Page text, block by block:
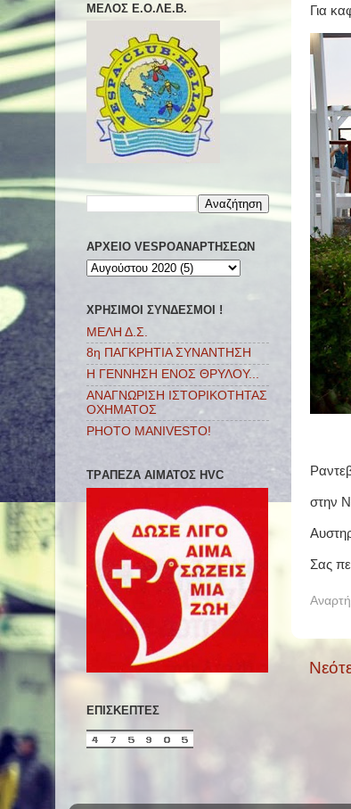
Για
στην
Σας
ΜΕΛΟΣ Ε.Ο.ΛΕ.Β.
ΑΡΧΕΙΟ VESPOΑΝΑΡΤΗΣΕΩΝ
ΧΡΗΣΙΜΟΙ ΣΥΝΔΕΣΜΟΙ !
ΜΕΛΗ Δ.Σ.
8η ΠΑΓΚΡΗΤΙΑ ΣΥΝΑΝΤΗΣΗ
Η ΓΕΝΝΗΣΗ ΕΝΟΣ ΘΡΥΛΟΥ...
ΑΝΑΓΝΩΡΙΣΗ ΙΣΤΟΡΙΚΟΤΗΤΑΣ
ΟΧΗΜΑΤΟΣ
PHOTO MANIVESTO!
ΤΡAΠΕΖΑ ΑIΜΑΤΟΣ HVC
ΕΠΙΣΚΈΠΤΕΣ